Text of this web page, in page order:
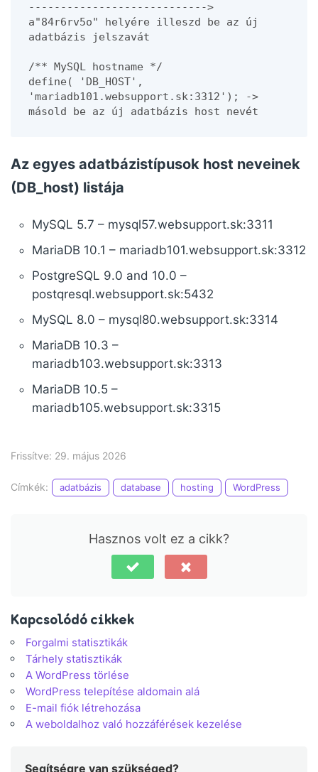
---------------------------->
a"84r6rv5o" helyére illeszd be az új
adatbázis jelszavát
/** MySQL hostname */
define( 'DB_HOST',
'mariadb101.websupport.sk:3312'); ->
másold be az új adatbázis host nevét
Az egyes adatbázistípusok host neveinek
(DB_host) listája
MySQL 5.7 – mysql57.websupport.sk:3311
MariaDB 10.1 – mariadb101.websupport.sk:3312
PostgreSQL 9.0 and 10.0 –
postqresql.websupport.sk:5432
MySQL 8.0 – mysql80.websupport.sk:3314
MariaDB 10.3 –
mariadb103.websupport.sk:3313
MariaDB 10.5 –
mariadb105.websupport.sk:3315
Frissítve: 29. május 2026
Címkék: adatbázis database hosting WordPress
Hasznos volt ez a cikk?
Kapcsolódó cikkek
Forgalmi statisztikák
Tárhely statisztikák
A WordPress törlése
WordPress telepítése aldomain alá
E-mail fiók létrehozása
A weboldalhoz való hozzáférések kezelése
Segítségre van szükséged?